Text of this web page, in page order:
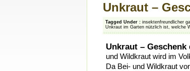
Unkraut –
Tagged Under : insektenfreundlicher
Unkraut im Garten nützlich ist, welche
Unkraut –
und Wildkraut wird im
Da Bei- und Wildkraut